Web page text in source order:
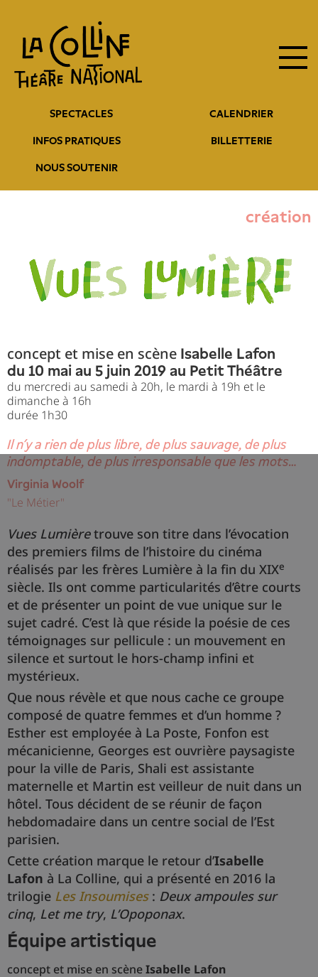
contenu
principal
entête
SPECTACLES CALENDRIER
INFOS PRATIQUES BILLETTERIE
NOUS SOUTENIR
principale
création
concept et mise en scène Isabelle Lafon
du 10 mai au 5 juin 2019 au Petit Théâtre
du mercredi au samedi à 20h, le mardi à 19h et le
dimanche à 16h
durée 1h30
Il n’y a rien de plus libre, de plus sauvage, de plus
indomptable, de plus irresponsable que les mots…
Virginia Woolf
"Le Métier"
Vues Lumièretrouve son titre dans l’évocation
des premiers films de l’histoire du cinéma
réalisés par les frères Lumière à la fin du XIXe
siècle. Ils ont comme particularités d’être courts
et de présenter un point de vue unique sur le
sujet cadré. C’est là que réside la poésie de ces
témoignages sur pellicule : un mouvement en
silence et surtout le hors-champ infini et
mystérieux.
Que nous révèle et que nous cache ce groupe
composé de quatre femmes et d’un homme ?
Esther est employée à La Poste, Fonfon est
mécanicienne, Georges est ouvrière paysagiste
pour la ville de Paris, Shali est assistante
maternelle et Martin est veilleur de nuit dans un
hôtel. Tous décident de se réunir de façon
hebdomadaire dans un centre social de l’Est
parisien.
Cette création marque le retour d’Isabelle
Lafon à La Colline, qui a présenté en 2016 la
trilogie Les Insoumises: Deux ampoules sur
cinq, Let me try, L’Opoponax.
équipe artistique
concept et mise en scèneIsabelle Lafon